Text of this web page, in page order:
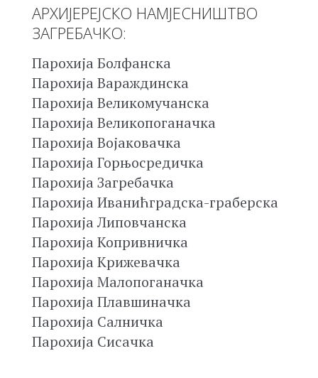
АРХИЈЕРЕЈСКО НАМЈЕСНИШТВО
ЗАГРЕБАЧКО:
Парохија Болфанска
Парохија Вараждинска
Парохија Великомучанска
Парохија Великопоганачка
Парохија Војаковачка
Парохија Горњосредичка
Парохија Загребачка
Парохија Иванићградска-граберска
Парохија Липовчанска
Парохија Копривничка
Парохија Крижевачка
Парохија Малопоганачка
Парохија Плавшиначка
Парохија Салничка
Парохија Сисачка